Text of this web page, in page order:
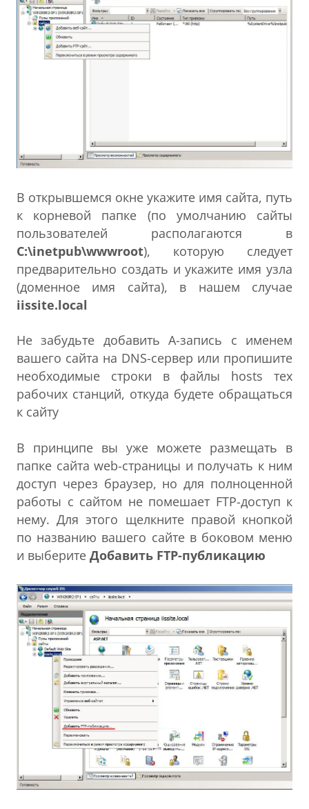
В открывшемся окне укажите имя сайта, путь
к корневой папке (по умолчанию сайты
пользователей располагаются в
C:\inetpub\wwwroot), которую следует
предварительно создать и укажите имя узла
(доменное имя сайта), в нашем случае
iissite.local
Не забудьте добавить A-запись с именем
вашего сайта на DNS-сервер или пропишите
необходимые строки в файлы hosts тех
рабочих станций, откуда будете обращаться
к сайту
В принципе вы уже можете размещать в
папке сайта web-страницы и получать к ним
доступ через браузер, но для полноценной
работы с сайтом не помешает FTP-доступ к
нему. Для этого щелкните правой кнопкой
по названию вашего сайте в боковом меню
и выберите Добавить FTP-публикацию